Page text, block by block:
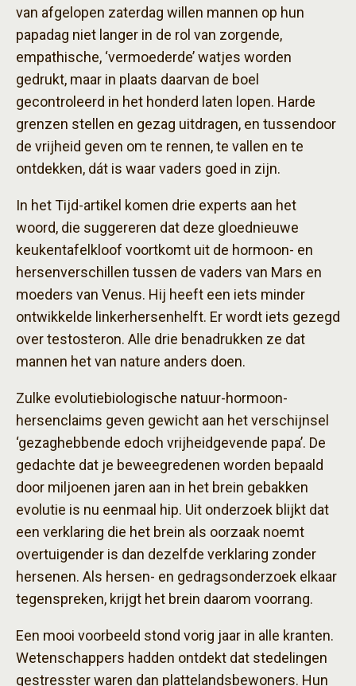
van afgelopen zaterdag willen mannen op hun
papadag niet langer in de rol van zorgende,
empathische, ‘vermoederde’ watjes worden
gedrukt, maar in plaats daarvan de boel
gecontroleerd in het honderd laten lopen. Harde
grenzen stellen en gezag uitdragen, en tussendoor
de vrijheid geven om te rennen, te vallen en te
ontdekken, dát is waar vaders goed in zijn.
In het Tijd-artikel komen drie experts aan het
woord, die suggereren dat deze gloednieuwe
keukentafelkloof voortkomt uit de hormoon- en
hersenverschillen tussen de vaders van Mars en
moeders van Venus. Hij heeft een iets minder
ontwikkelde linkerhersenhelft. Er wordt iets gezegd
over testosteron. Alle drie benadrukken ze dat
mannen het van nature anders doen.
Zulke evolutiebiologische natuur-hormoon-
hersenclaims geven gewicht aan het verschijnsel
‘gezaghebbende edoch vrijheidgevende papa’. De
gedachte dat je beweegredenen worden bepaald
door miljoenen jaren aan in het brein gebakken
evolutie is nu eenmaal hip. Uit onderzoek blijkt dat
een verklaring die het brein als oorzaak noemt
overtuigender is dan dezelfde verklaring zonder
hersenen. Als hersen- en gedragsonderzoek elkaar
tegenspreken, krijgt het brein daarom voorrang.
Een mooi voorbeeld stond vorig jaar in alle kranten.
Wetenschappers hadden ontdekt dat stedelingen
gestresster waren dan plattelandsbewoners. Hun